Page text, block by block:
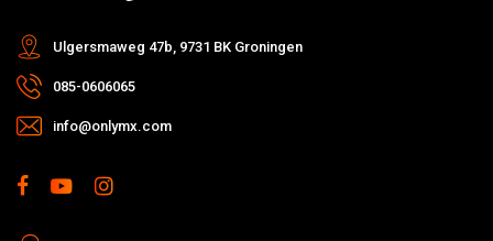
Ulgersmaweg 47b, 9731 BK Groningen
085-0606065
info@onlymx.com